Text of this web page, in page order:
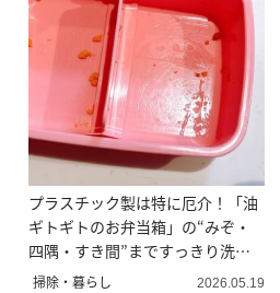
プラスチック製は特に厄介！「油
ギトギトのお弁当箱」の“みぞ・
四隅・すき間”まですっきり洗う
掃除術
掃除・暮らし 2026.05.19